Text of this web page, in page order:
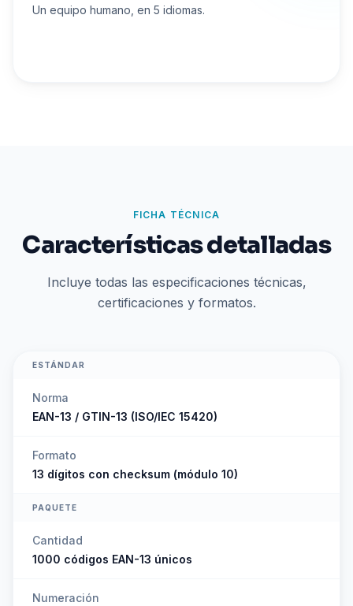
Un equipo humano, en 5 idiomas.
FICHA TÉCNICA
Características detalladas
Incluye todas las especificaciones técnicas,
certificaciones y formatos.
ESTÁNDAR
Norma
EAN-13 / GTIN-13 (ISO/IEC 15420)
Formato
13 dígitos con checksum (módulo 10)
PAQUETE
Cantidad
1000 códigos EAN-13 únicos
Numeración